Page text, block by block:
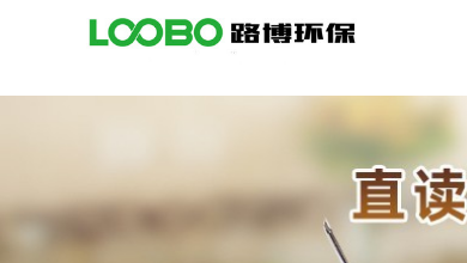
首